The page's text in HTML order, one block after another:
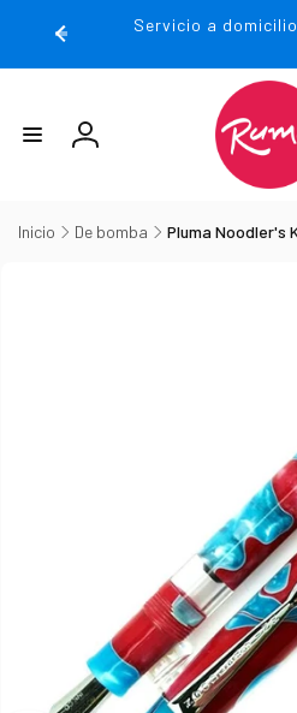
Servicio a
Iniciar
Inicio De bomba Pluma Noodler's